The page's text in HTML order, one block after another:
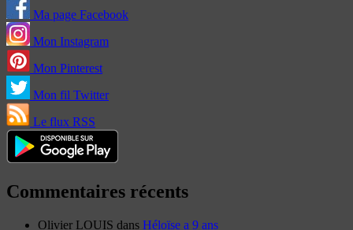
Ma page Facebook
Mon Instagram
Mon Pinterest
Mon fil Twitter
Le flux RSS
Commentaires récents
Olivier LOUIS dans Héloïse a 9 ans